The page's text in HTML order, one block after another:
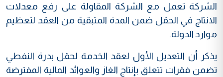
الشركة تعمل مع الشركة المقاولة على رفع معدلات
الانتاج في الحقل ضمن المدة المتبقية من العقد لتعظيم
موارد الدولة.
يذكر أن التعديل الأول لعقد الخدمة لحقل بدرة النفطي
تضمن فقرات تتعلق بإنتاج الغاز والعوائد المالية المفترضة